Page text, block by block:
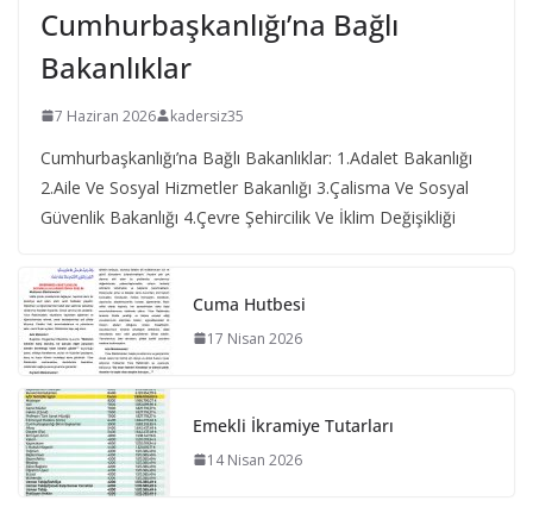
Cumhurbaşkanlığı’na Bağlı
Bakanlıklar
7 Haziran 2026 kadersiz35
Cumhurbaşkanlığı’na Bağlı Bakanlıklar: 1.Adalet Bakanlığı
2.Aile Ve Sosyal Hizmetler Bakanlığı 3.Çalisma Ve Sosyal
Güvenlik Bakanlığı 4.Çevre Şehircilik Ve İklim Değişikliği
Cuma Hutbesi
17 Nisan 2026
Emekli İkramiye Tutarları
14 Nisan 2026